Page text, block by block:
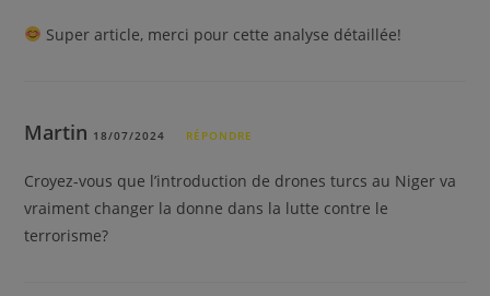
Super article, merci pour cette analyse détaillée!
Martin 18/07/2024 RÉPONDRE
Croyez-vous que l’introduction de drones turcs au Niger va
vraiment changer la donne dans la lutte contre le
terrorisme?